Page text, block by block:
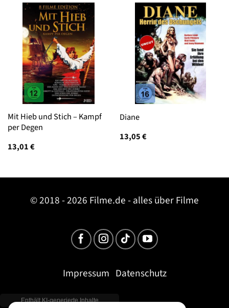
Mit Hieb und Stich – Kampf
per Degen
13,01€
Diane
13,05€
© 2018 - 2026 Filme.de - alles über Filme
Impressum Datenschutz